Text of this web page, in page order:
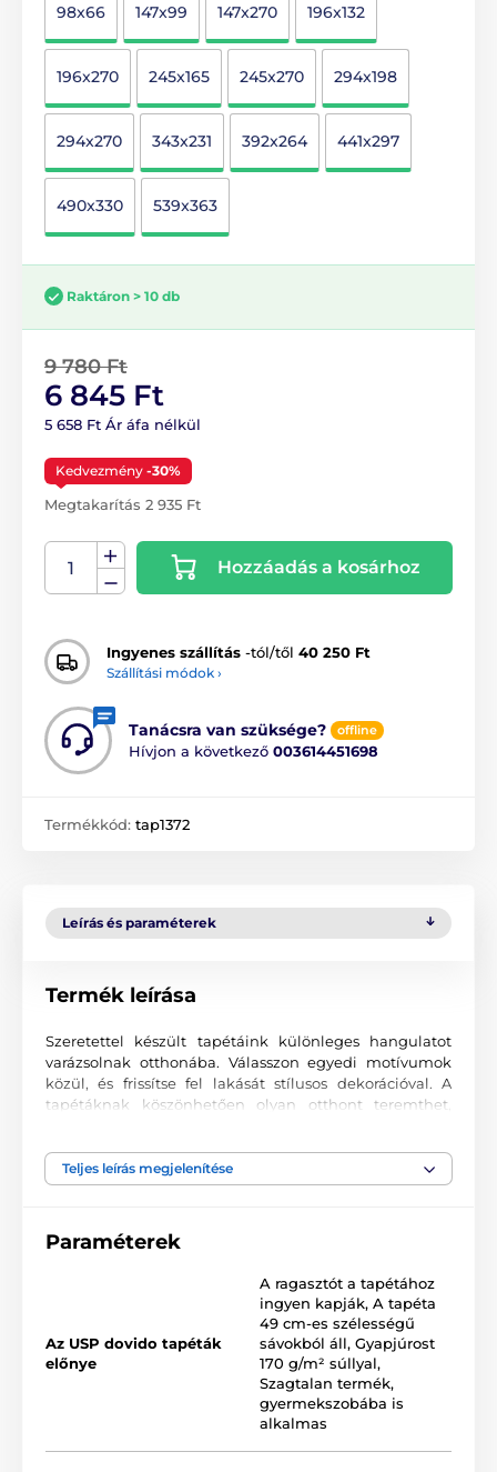
98x66 147x99 147x270 196x132
196x270 245x165 245x270 294x198
294x270 343x231 392x264 441x297
490x330 539x363
Raktáron > 10 db
9 780 Ft
6 845 Ft
5 658 Ft Ár áfa nélkül
Kedvezmény -30%
Megtakarítás 2 935 Ft
Hozzáadás a kosárhoz
Ingyenes szállítás -tól/től 40 250 Ft
Szállítási módok ›
Tanácsra van szüksége? offline
Hívjon a következő 003614451698
Termékkód: tap1372
Leírás és paraméterek
Termék leírása
Szeretettel készült tapétáink különleges hangulatot
varázsolnak otthonába. Válasszon egyedi motívumok
közül, és frissítse fel lakását stílusos dekorációval. A
tapétáknak köszönhetően olyan otthont teremthet,
Kiváló nyomtatási minőség
bármely helyiségnek. Kiváló minőségű, sima felületű
korszerű UV-led nyomtatási technológia garantálja a
kiváló tartósságot és színtartást.
Elérhető méretek és típusok (cm-ben – szélesség x
Teljes leírás megjelenítése
Paraméterek
Az USP dovido tapéták
előnye
A ragasztót a tapétához
ingyen kapják, A tapéta
49 cm-es szélességű
sávokból áll, Gyapjúrost
170 g/m² súllyal,
Szagtalan termék,
gyermekszobába is
alkalmas